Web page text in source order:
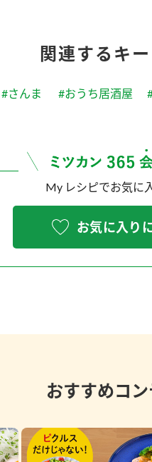
関連するキ
#さんま #おうち居酒屋
My レシピでお気に
お気に入り
おすすめコ